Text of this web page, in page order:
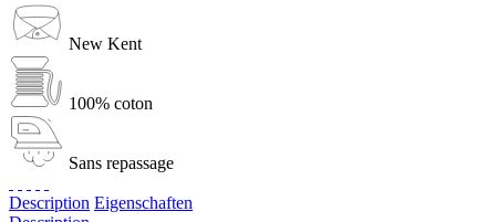
New Kent
100% coton
Sans repassage
Description Eigenschaften